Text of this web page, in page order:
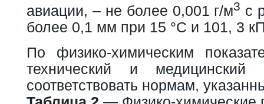
авиации, – не более 0,001 г/м3 с
более 0,1 мм при 15 °С и 101, 3
По физико-химическим
технический и медицинский
соответствовать нормам,